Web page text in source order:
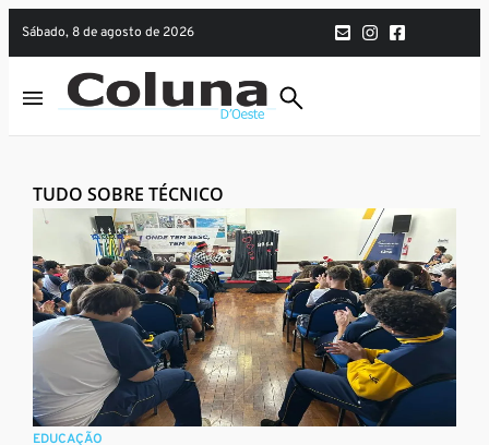
sábado, 8 de agosto de 2026
TUDO SOBRE TÉCNICO
EDUCAÇÃO